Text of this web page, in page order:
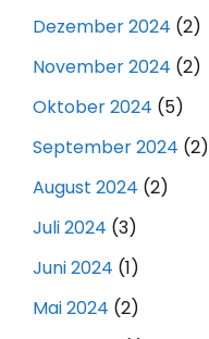
Dezember 2024 (2)
November 2024 (2)
Oktober 2024 (5)
September 2024 (2)
August 2024 (2)
Juli 2024 (3)
Juni 2024 (1)
Mai 2024 (2)